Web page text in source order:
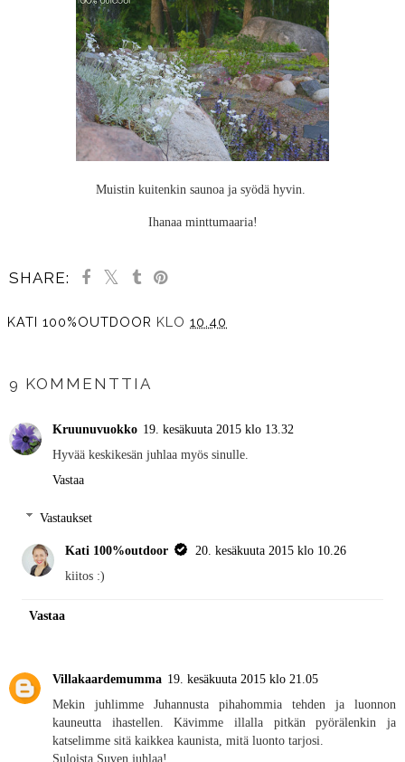
Muistin kuitenkin saunoa ja syödä hyvin.
Ihanaa minttumaaria!
SHARE:
KATI 100%OUTDOOR KLO 10.40
9 KOMMENTTIA
Kruunuvuokko 19. kesäkuuta 2015 klo 13.32
Hyvää keskikesän juhlaa myös sinulle.
Vastaa
Vastaukset
Kati 100%outdoor
20. kesäkuuta 2015 klo 10.26
kiitos :)
Vastaa
Villakaardemumma 19. kesäkuuta 2015 klo 21.05
Mekin juhlimme Juhannusta pihahommia tehden ja luonnon
kauneutta ihastellen. Kävimme illalla pitkän pyörälenkin ja
katselimme sitä kaikkea kaunista, mitä luonto tarjosi.
Suloista Suven juhlaa!